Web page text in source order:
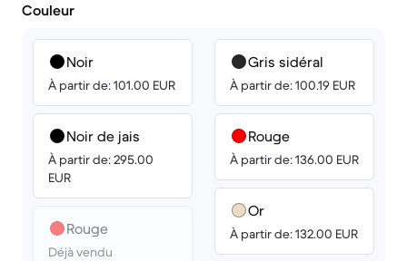
Couleur
Noir
À partir de: 101.00 EUR
Noir de jais
À partir de: 295.00
EUR
Rouge
Déjà vendu
Gris sidéral
À partir de: 100.19 EUR
Rouge
À partir de: 136.00 EUR
Or
À partir de: 132.00 EUR